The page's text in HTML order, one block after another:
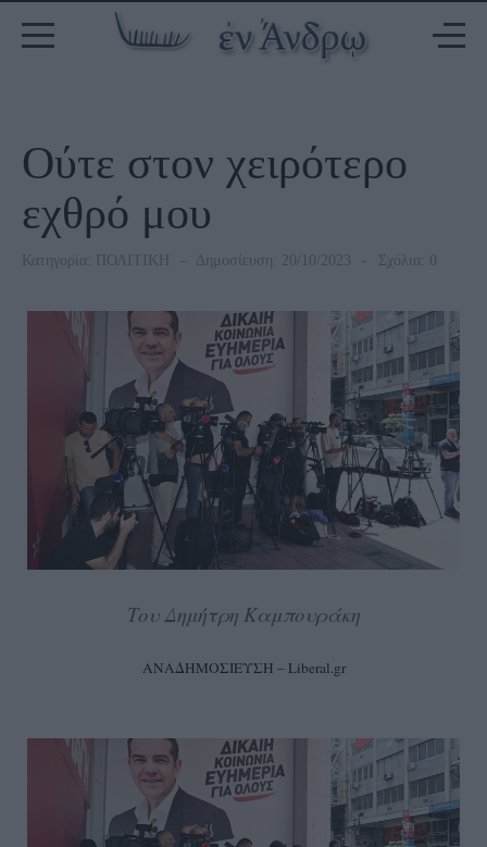
Ούτε στον χειρότερο
εχθρό μου
Κατηγορία: ΠΟΛΙΤΙΚΗ Δημοσίευση: 20/10/2023 Σχόλια: 0
Του Δημήτρη Καμπουράκη
ΑΝΑΔΗΜΟΣΙΕΥΣΗ – Liberal.gr